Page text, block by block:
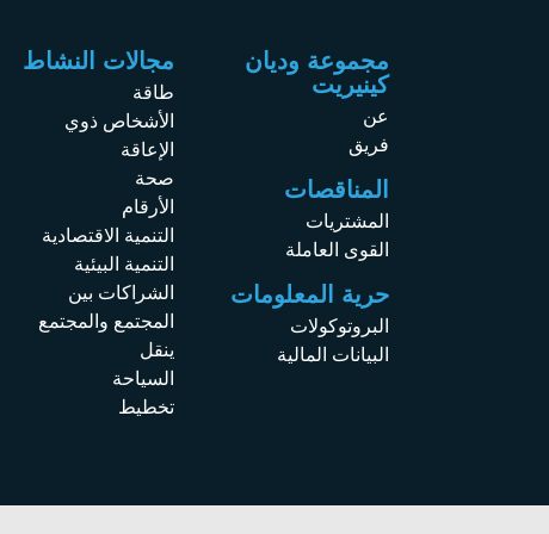
مجموعة وديان
كينيريت
عن
فريق
المناقصات
المشتريات
القوى العاملة
حرية المعلومات
البروتوكولات
البيانات المالية
مجالات النشاط
طاقة
الأشخاص ذوي
الإعاقة
صحة
الأرقام
التنمية الاقتصادية
التنمية البيئية
الشراكات بين
المجتمع والمجتمع
ينقل
السياحة
تخطيط